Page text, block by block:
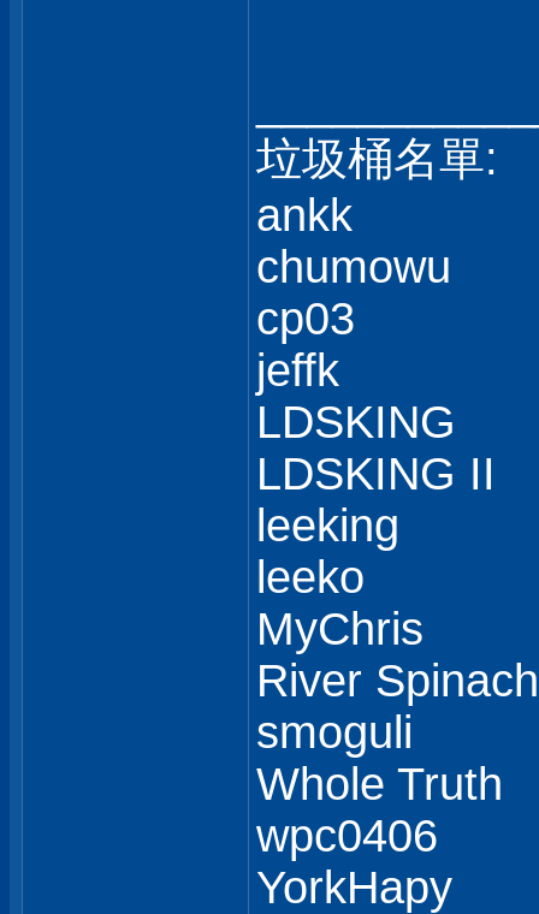
垃圾桶名單:
ankk
chumowu
cp03
jeffk
LDSKING
LDSKING II
leeking
leeko
MyChris
River Spinach
smoguli
Whole Truth
wpc0406
YorkHapy